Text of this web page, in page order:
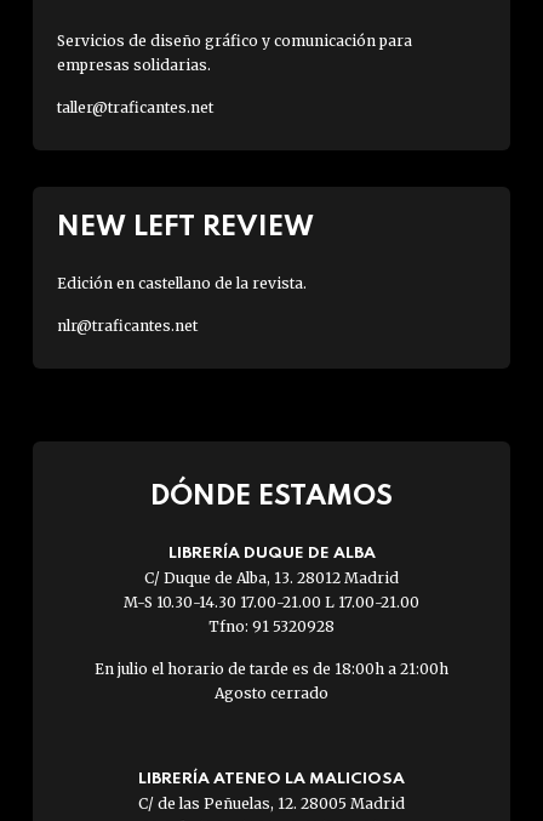
Servicios de diseño gráfico y comunicación para
empresas solidarias.
taller@traficantes.net
NEW LEFT REVIEW
Edición en castellano de la revista.
nlr@traficantes.net
DÓNDE ESTAMOS
LIBRERÍA DUQUE DE ALBA
C/ Duque de Alba, 13. 28012 Madrid
M-S 10.30-14.30 17.00-21.00 L 17.00-21.00
Tfno: 91 5320928
En julio el horario de tarde es de 18:00h a 21:00h
Agosto cerrado
LIBRERÍA ATENEO LA MALICIOSA
C/ de las Peñuelas, 12. 28005 Madrid